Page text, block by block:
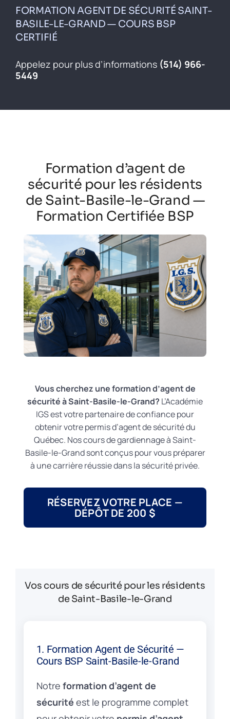
Contact
FORMATION AGENT DE SÉCURITÉ SAINT-
BASILE-LE-GRAND — COURS BSP
CERTIFIÉ
Appelez pour plus d’informations (514) 966-
5449
Formation d’agent de
sécurité pour les résidents
de Saint-Basile-le-Grand —
Formation Certifiée BSP
Vous cherchez une formation d’agent de
sécurité à Saint-Basile-le-Grand? L’Académie
IGS est votre partenaire de confiance pour
obtenir votre permis d’agent de sécurité du
Québec. Nos cours de gardiennage à Saint-
Basile-le-Grand sont conçus pour vous préparer
à une carrière réussie dans la sécurité privée.
RÉSERVEZ VOTRE PLACE —
DÉPÔT DE 200 $
Vos cours de sécurité pour les résidents
de Saint-Basile-le-Grand
1. Formation Agent de Sécurité —
Cours BSP Saint-Basile-le-Grand
Notre formation d’agent de
sécurité est le programme complet